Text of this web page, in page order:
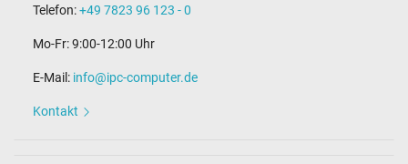
Telefon:+49 7823 96 123 - 0
Mo-Fr: 9:00-12:00 Uhr
E-Mail: info@ipc-computer.de
Kontakt